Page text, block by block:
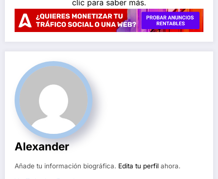
Alexander
Añade tu información biográfica. Edita tu perfil ahora.